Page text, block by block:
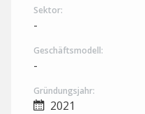
Sektor:
-
Geschäftsmodell:
-
Gründungsjahr:
2021